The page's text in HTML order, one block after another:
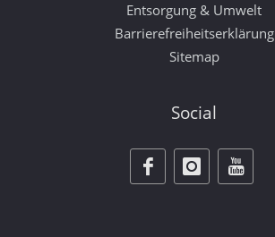
Entsorgung & Umwelt
Barrierefreiheitserklärung
Sitemap
Social